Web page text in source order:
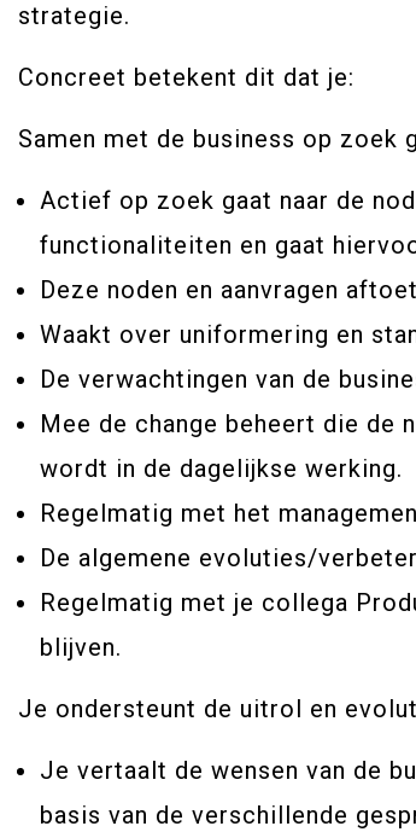
strategie.
Concreet betekent dit dat je:
Samen met de business op zoek
Actief op zoek gaat naar de
functionaliteiten en gaat
Deze noden en aanvragen
Waakt over uniformering en
De verwachtingen van de
Mee de change beheert die de
wordt in de dagelijkse werking.
Regelmatig met het
De algemene evoluties/
Regelmatig met je collega
blijven.
Je ondersteunt de uitrol en
Je vertaalt de wensen van de
basis van de verschillende